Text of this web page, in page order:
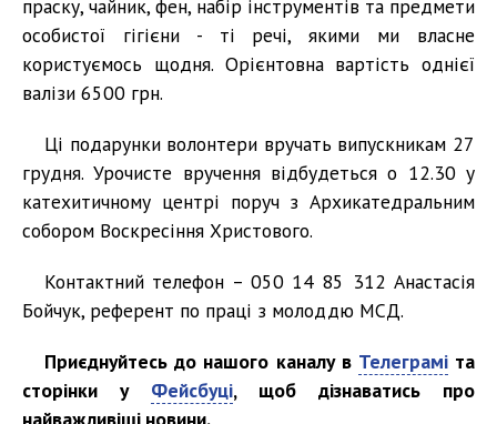
праску, чайник, фен, набір інструментів та предмети
особистої гігієни - ті речі, якими ми власне
користуємось щодня. Орієнтовна вартість однієї
валізи 6500 грн.
Ці подарунки волонтери вручать випускникам 27
грудня. Урочисте вручення відбудеться о 12.30 у
катехитичному центрі поруч з Архикатедральним
собором Воскресіння Христового.
Контактний телефон – 050 14 85 312 Анастасія
Бойчук, референт по праці з молоддю МСД.
Приєднуйтесь до нашого каналу в Телеграміта
сторінки у Фейсбуці, щоб дізнаватись про